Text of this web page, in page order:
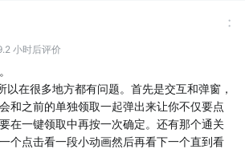
，毕竟有些衣服本来就2000钻，这涨价得太
务态度嘛，感觉不是很好，安卓iOS互通喊了
，兑换码也非常稀少就是了。但说了这么
这个游戏的，毕竟他作为一个换装游戏衣服
是一个非常大的优势了，都说了毕竟是一个
些了，暂时想不到其他的了，之后想到会再
小时后评价
以在很多地方都有问题。首先是交互和弹窗，
和之前的单独领取一起弹出来让你不仅要点
在一键领取中再按一次确定。还有那个通关
个点击看一段小动画然后再看下一个直到看